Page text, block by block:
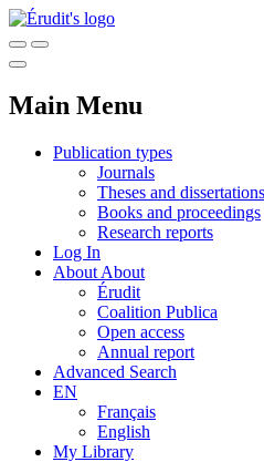
Main Menu
Publication types
Journals
Theses and dissertations
Books and proceedings
Research reports
Log In
About About
Érudit
Coalition Publica
Open access
Annual report
Advanced Search
EN
Français
English
My Library